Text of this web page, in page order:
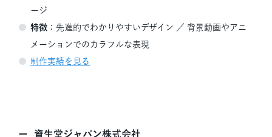
ージ
特徴 ： 先進的でわかりやすいデザイン ／ 背景動画やアニ
メーションでのカラフルな表現
制作実績を見る
資生堂ジャパン株式会社